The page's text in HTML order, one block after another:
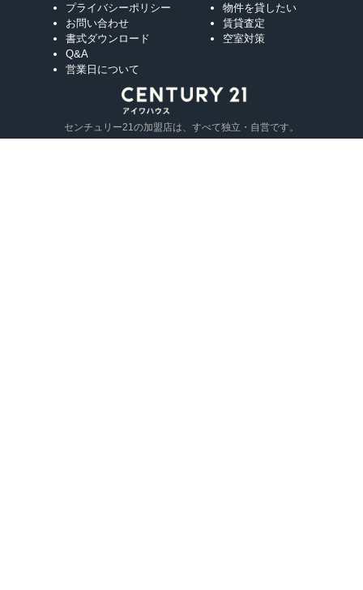
プライバシーポリシー
お問い合わせ
書式ダウンロード
Q&A
営業日について
物件を貸したい
賃貸査定
空室対策
センチュリー21の加盟店は、すべて独立・自営です。